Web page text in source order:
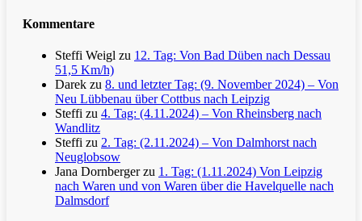
Kommentare
Steffi Weigl zu 12. Tag: Von Bad Düben nach Dessau
51,5 Km/h)
Darek zu 8. und letzter Tag: (9. November 2024) – Von
Neu Lübbenau über Cottbus nach Leipzig
Steffi zu 4. Tag: (4.11.2024) – Von Rheinsberg nach
Wandlitz
Steffi zu 2. Tag: (2.11.2024) – Von Dalmhorst nach
Neuglobsow
Jana Dornbergerzu 1. Tag: (1.11.2024) Von Leipzig
nach Waren und von Waren über die Havelquelle nach
Dalmsdorf